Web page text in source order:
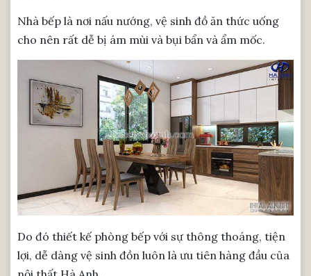
Nhà bếp là nơi nấu nướng, vệ sinh đồ ăn thức uống
cho nên rất dễ bị ám mùi và bụi bẩn và ẩm mốc.
Do đó thiết kế phòng bếp với sự thông thoáng, tiện
lợi, dễ dàng vệ sinh đồn luôn là ưu tiên hàng đầu của